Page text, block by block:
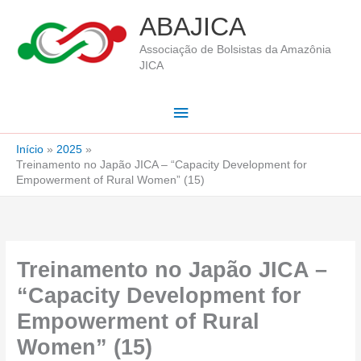
ABAJICA
Associação de Bolsistas da Amazônia
JICA
Menu
Início
2025
Treinamento no Japão JICA – “Capacity Development for
Empowerment of Rural Women” (15)
Treinamento no Japão JICA –
“Capacity Development for
Empowerment of Rural
Women” (15)